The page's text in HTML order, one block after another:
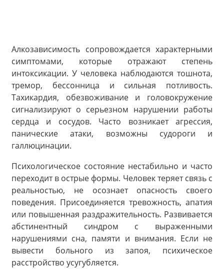
Алкозависимость сопровождается характерными
симптомами, которые отражают степень
интоксикации. У человека наблюдаются тошнота,
тремор, бессонница и сильная потливость.
Тахикардия, обезвоживание и головокружение
сигнализируют о серьезном нарушении работы
сердца и сосудов. Часто возникает агрессия,
панические атаки, возможны судороги и
галлюцинации.
Психологическое состояние нестабильно и часто
переходит в острые формы. Человек теряет связь с
реальностью, не осознает опасность своего
поведения. Присоединяется тревожность, апатия
или повышенная раздражительность. Развивается
абстинентный синдром с выраженными
нарушениями сна, памяти и внимания. Если не
вывести больного из запоя, психическое
расстройство усугубляется.